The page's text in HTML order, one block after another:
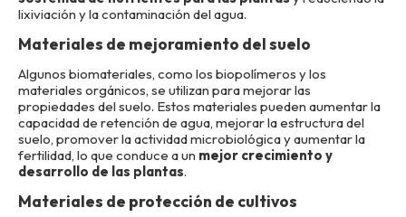
lixiviación y la contaminación del agua.
Materiales de mejoramiento del suelo
Algunos biomateriales, como los biopolímeros y los
materiales orgánicos, se utilizan para mejorar las
propiedades del suelo. Estos materiales pueden aumentar la
capacidad de retención de agua, mejorar la estructura del
suelo, promover la actividad microbiológica y aumentar la
fertilidad, lo que conduce a un mejor crecimiento y
desarrollo de las plantas.
Materiales de protección de cultivos